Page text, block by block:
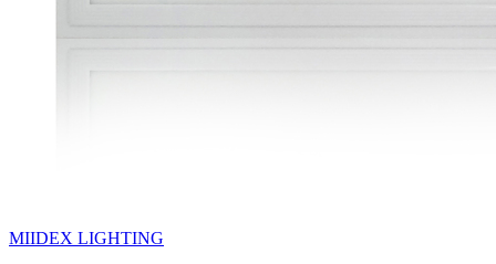
MIIDEX LIGHTING